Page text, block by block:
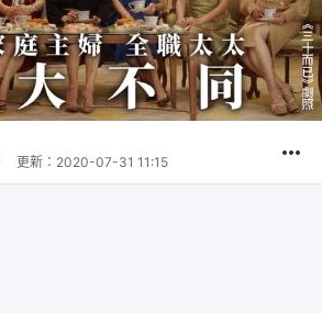
更新： 2020-07-31 11:15